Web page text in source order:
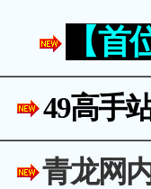
【
49高手
青龙网